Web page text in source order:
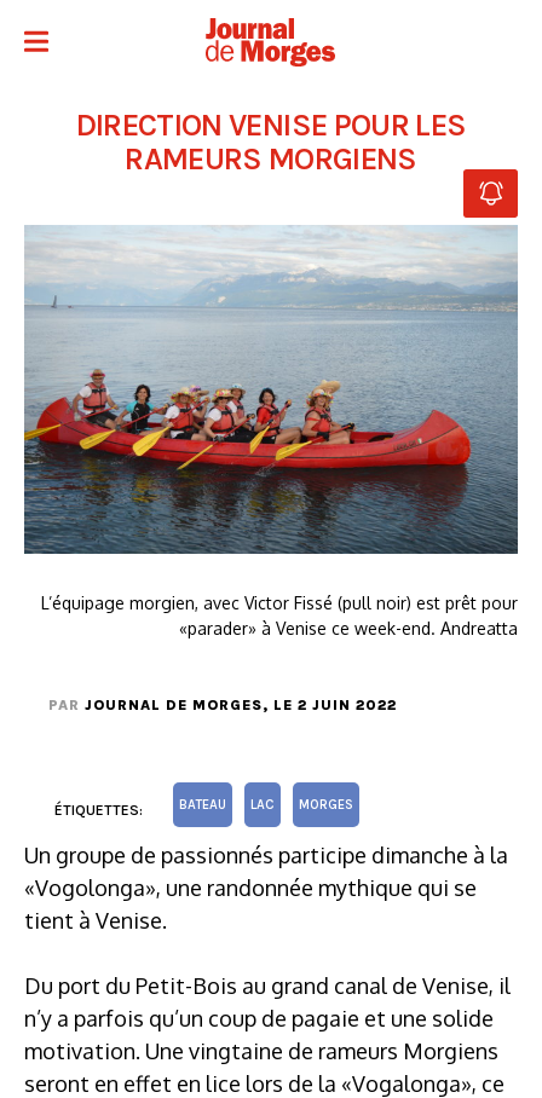
DIRECTION VENISE POUR LES
RAMEURS MORGIENS
L’équipage morgien, avec Victor Fissé (pull noir) est prêt pour
«parader» à Venise ce week-end. Andreatta
PAR JOURNAL DE MORGES, LE 2 JUIN 2022
ÉTIQUETTES: BATEAU LAC MORGES
Un groupe de passionnés participe dimanche à la
«Vogolonga», une randonnée mythique qui se
tient à Venise.
Du port du Petit-Bois au grand canal de Venise, il
n’y a parfois qu’un coup de pagaie et une solide
motivation. Une vingtaine de rameurs Morgiens
seront en effet en lice lors de la «Vogalonga», ce